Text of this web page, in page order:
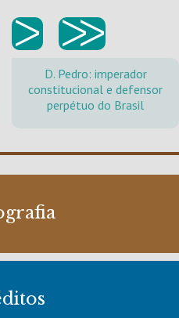
> >>
D. Pedro: imperador
constitucional e defensor
perpétuo do Brasil